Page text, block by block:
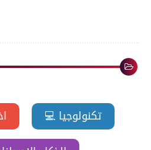
💻 تكنولوجيا